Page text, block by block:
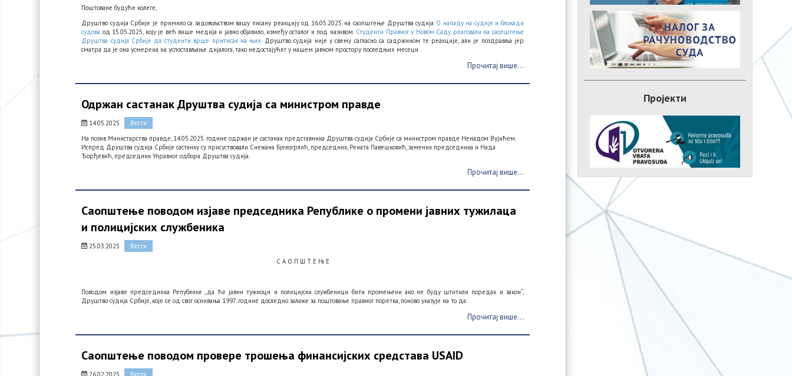
Поштоване будуће колеге,
Друштво судија Србије је примило са задовољством вашу писану реакцију од 16.05.2025. на саопштење Друштва судија О нападу на судије и блокади
судова од 15.05.2025, коју је већ више медија и јавно објавило, између осталог и под називом: Студенти Правног у Новом Саду реаговали на саопштење
Друштва судија Србије да студенти врше притисак на њих. Друштво судија није у свему сагласно са садржином те реакције, али је поздравља јер
сматра да је она усмерена на успостављање дијалога, тако недостајућег у нашем јавном простору последњих месеци.
Прочитај више...
Одржан састанак Друштва судија са министром правде
14.05.2025
Вести
На позив Министарства правде, 14.05.2025. године одржан је састанак представника Друштва судија Србије са министром правде Ненадом Вујићем.
Испред Друштва судија Србије састанку су присуствовали Снежана Бјелогрлић, председник, Рената Павешковић, заменик председника и Нада
Ђорђевић, председник Управног одбора Друштва судија.
Прочитај више...
Саопштење поводом изјаве председника Републике о промени јавних тужилаца
и полицијских службеника
25.03.2025
Вести
С А О П Ш Т Е Њ Е
Поводом изјаве председника Републике „да ће јавни тужиоци и полицијски службеници бити промењени ако не буду штитили поредак и закон“,
Друштво судија Србије, које се од свог оснивања 1997. године доследно залаже за поштовање правног поретка, поново указује на то да:
Прочитај више...
Саопштење поводом провере трошења финансијских средстава USAID
26.02.2025
Вести
Пројекти